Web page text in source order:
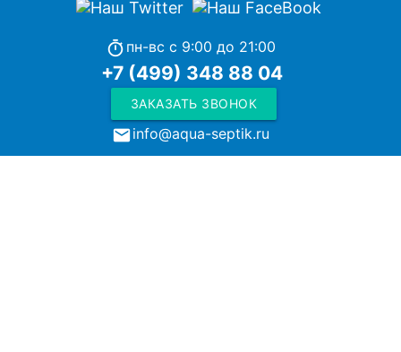
timer пн-вс с 9:00 до 21:00
+7 (499) 348 88 04
ЗАКАЗАТЬ ЗВОНОК
local_post_officeinfo@aqua-septik.ru